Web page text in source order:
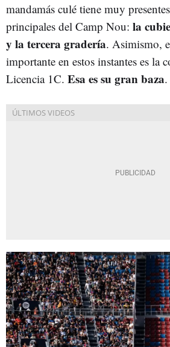
mandamás culé tiene muy
principales del Camp Nou: la
y la tercera gradería. Asimismo,
importante en estos instantes es la
Licencia 1C. Esa es su gran baza.